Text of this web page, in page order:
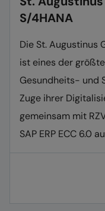
S/4HANA
Die St. Augustinus
ist eines der
Gesundheits- und
Zuge ihrer
gemeinsam mit
SAP ERP ECC 6.0